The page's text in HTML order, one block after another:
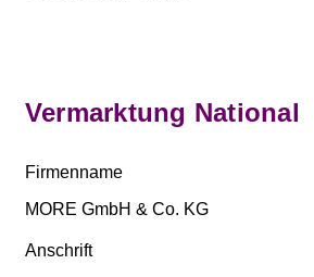
Vermarktung National
Firmenname
MORE GmbH & Co. KG
Anschrift